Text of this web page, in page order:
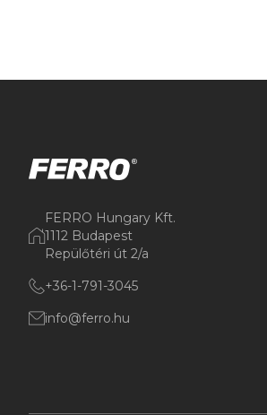
FERRO Hungary Kft.
1112 Budapest
Repülőtéri út 2/a
+36-1-791-3045
info@ferro.hu